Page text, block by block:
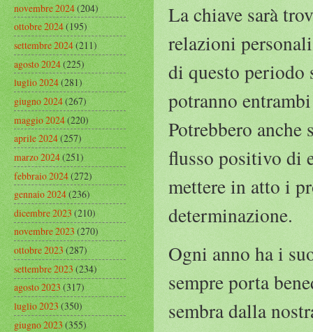
La chiave sarà
relazioni
di questo periodo
potranno
Potrebbero anche
flusso positivo di
mettere in atto i
determinazione.
Ogni anno ha i
sempre porta
sembra dalla
novembre 2024(204)
ottobre 2024(195)
settembre 2024(211)
agosto 2024(225)
luglio 2024(281)
giugno 2024(267)
maggio 2024(220)
aprile 2024(257)
marzo 2024(251)
febbraio 2024(272)
gennaio 2024(236)
dicembre 2023(210)
novembre 2023(270)
ottobre 2023(287)
settembre 2023(234)
agosto 2023(317)
luglio 2023(350)
giugno 2023(355)